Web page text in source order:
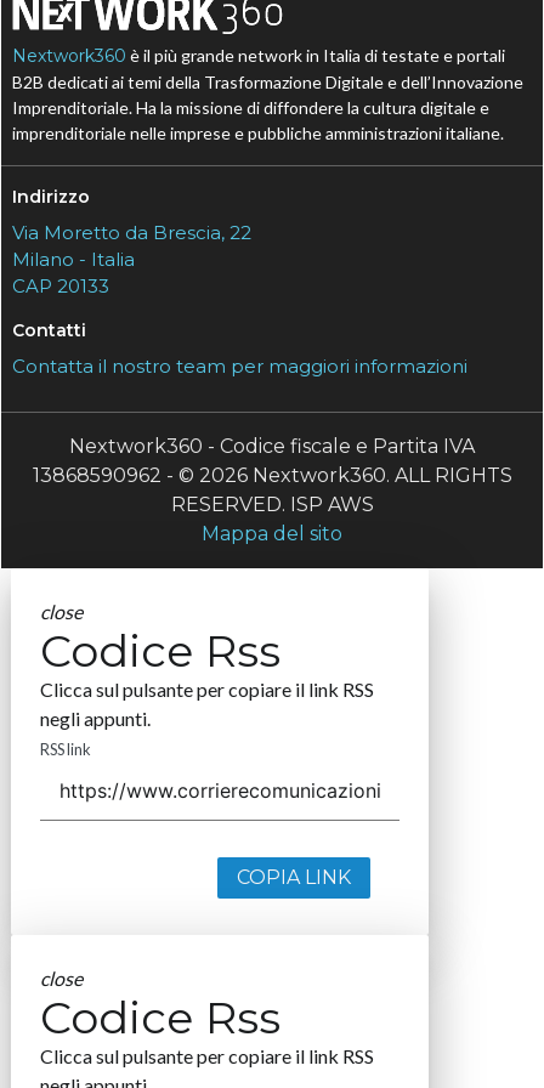
Nextwork360 è il più grande network in Italia di testate e portali
B2B dedicati ai temi della Trasformazione Digitale e dell’Innovazione
Imprenditoriale. Ha la missione di diffondere la cultura digitale e
imprenditoriale nelle imprese e pubbliche amministrazioni italiane.
Indirizzo
Via Moretto da Brescia, 22
Milano - Italia
CAP 20133
Contatti
Contatta il nostro team per maggiori informazioni
Nextwork360 - Codice fiscale e Partita IVA
13868590962 - © 2026 Nextwork360. ALL RIGHTS
RESERVED. ISP AWS
Mappa del sito
close
Codice Rss
Clicca sul pulsante per copiare il link RSS
negli appunti.
RSS link
COPIA LINK
close
Codice Rss
Clicca sul pulsante per copiare il link RSS